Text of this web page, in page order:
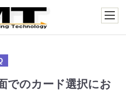
でのカード選択にお